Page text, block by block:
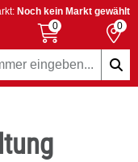
Noch kein Markt gewählt
0
0